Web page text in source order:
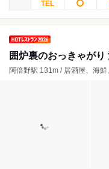
囲炉裏のおっきゃがり
阿倍野駅 131m / 居酒屋、海鮮